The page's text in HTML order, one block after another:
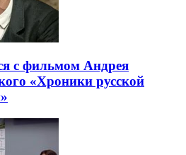
с фильмом Андрея
«Хроники русской